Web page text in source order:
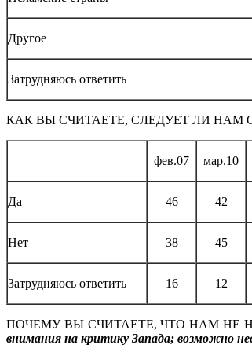
Другое
Затрудняюсь ответить
КАК ВЫ СЧИТАЕТЕ, СЛЕДУЕТ ЛИ
фев.07 мар.10
Да 46 42
Нет 38 45
Затрудняюсь ответить 16 12
ПОЧЕМУ ВЫ СЧИТАЕТЕ, ЧТО НАМ НЕ
внимания на критику Запада; возможно